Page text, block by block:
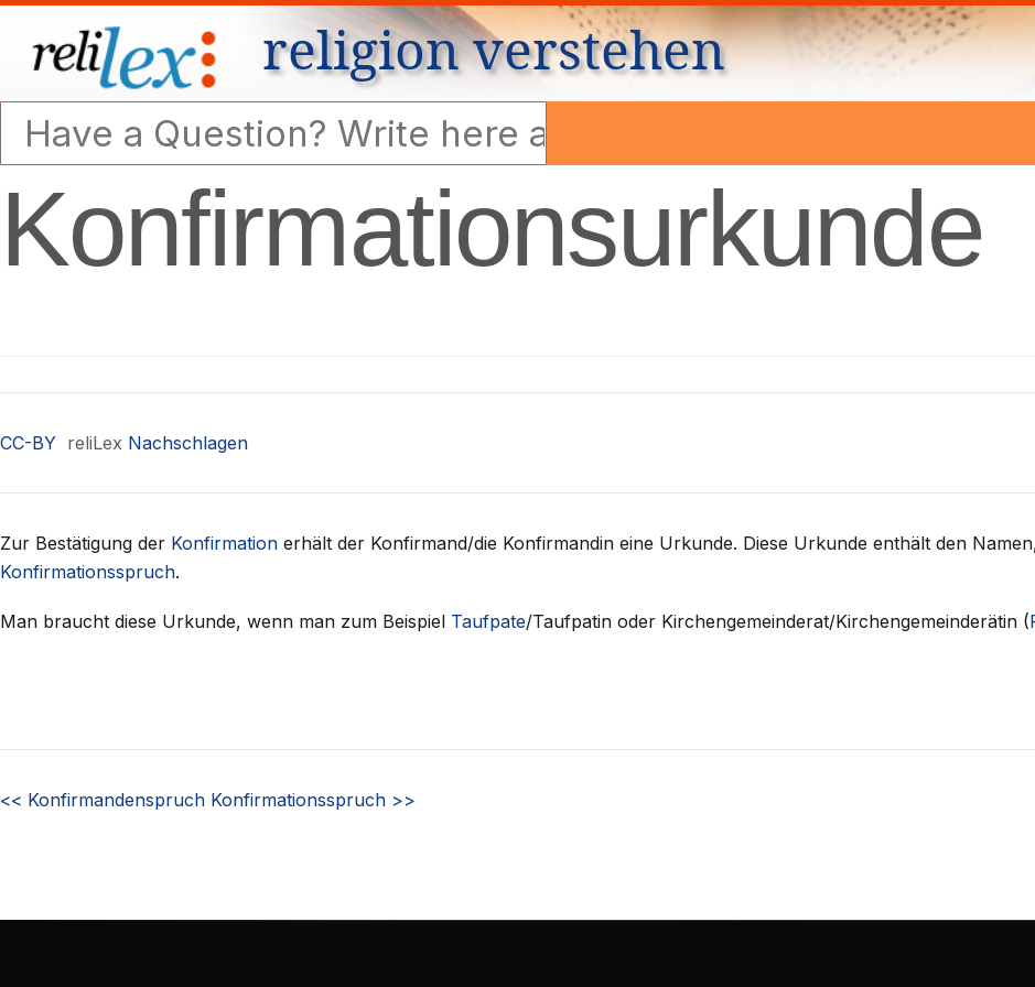
religion verstehen
Konfirmationsurkunde
CC-BY reliLex Nachschlagen
Zur Bestätigung der Konfirmation erhält der Konfirmand/die Konfirmandin eine Urkunde. Diese Urkunde enthält den
Konfirmationsspruch.
Man braucht diese Urkunde, wenn man zum Beispiel Taufpate/Taufpatin oder Kirchengemeinderat/Kirchengemeinderätin (
<< Konfirmandenspruch Konfirmationsspruch >>